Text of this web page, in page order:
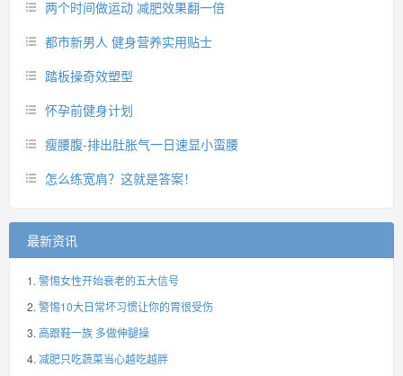
两个时间做运动 减肥效果翻一倍
都市新男人 健身营养实用贴士
踏板操奇效塑型
怀孕前健身计划
瘦腰腹-排出肚胀气一日速显小蛮腰
怎么练宽肩？这就是答案！
最新资讯
警惕女性开始衰老的五大信号
警惕10大日常坏习惯让你的胃很受伤
高跟鞋一族 多做伸腿操
减肥只吃蔬菜当心越吃越胖